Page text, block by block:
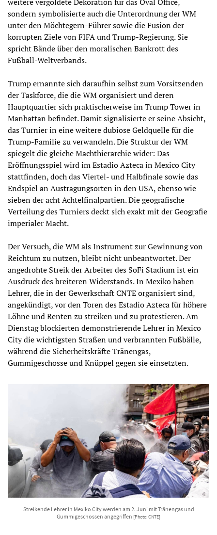
sondern symbolisierte auch die Unterordnung der WM
unter den Möchtegern-Führer sowie die Fusion der
korrupten Ziele von FIFA und Trump-Regierung. Sie
spricht Bände über den moralischen Bankrott des
Fußball-Weltverbands.
Trump ernannte sich daraufhin selbst zum Vorsitzenden
der Taskforce, die die WM organisiert und deren
Hauptquartier sich praktischerweise im Trump Tower in
Manhattan befindet. Damit signalisierte er seine Absicht,
das Turnier in eine weitere dubiose Geldquelle für die
Trump-Familie zu verwandeln. Die Struktur der WM
spiegelt die gleiche Machthierarchie wider: Das
Eröffnungsspiel wird im Estadio Azteca in Mexico City
stattfinden, doch das Viertel- und Halbfinale sowie das
Endspiel an Austragungsorten in den USA, ebenso wie
sieben der acht Achtelfinalpartien. Die geografische
Verteilung des Turniers deckt sich exakt mit der Geografie
imperialer Macht.
Der Versuch, die WM als Instrument zur Gewinnung von
Reichtum zu nutzen, bleibt nicht unbeantwortet. Der
angedrohte Streik der Arbeiter des SoFi Stadium ist ein
Ausdruck des breiteren Widerstands. In Mexiko haben
Lehrer, die in der Gewerkschaft CNTE organisiert sind,
angekündigt, vor den Toren des Estadio Azteca für höhere
Löhne und Renten zu streiken und zu protestieren. Am
Dienstag blockierten demonstrierende Lehrer in Mexico
City die wichtigsten Straßen und verbrannten Fußbälle,
während die Sicherheitskräfte Tränengas,
Gummigeschosse und Knüppel gegen sie einsetzten.
Streikende Lehrer in Mexiko City werden am 2. Juni mit Tränengas und
Gummigeschossen angegriffen [Photo: CNTE]